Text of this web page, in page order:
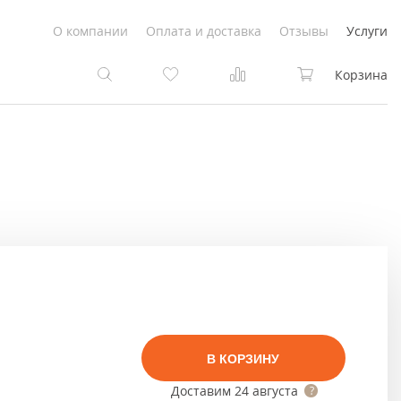
О компании Оплата и доставка Отзывы Услуги
Корзина
В КОРЗИНУ
Доставим24 августа